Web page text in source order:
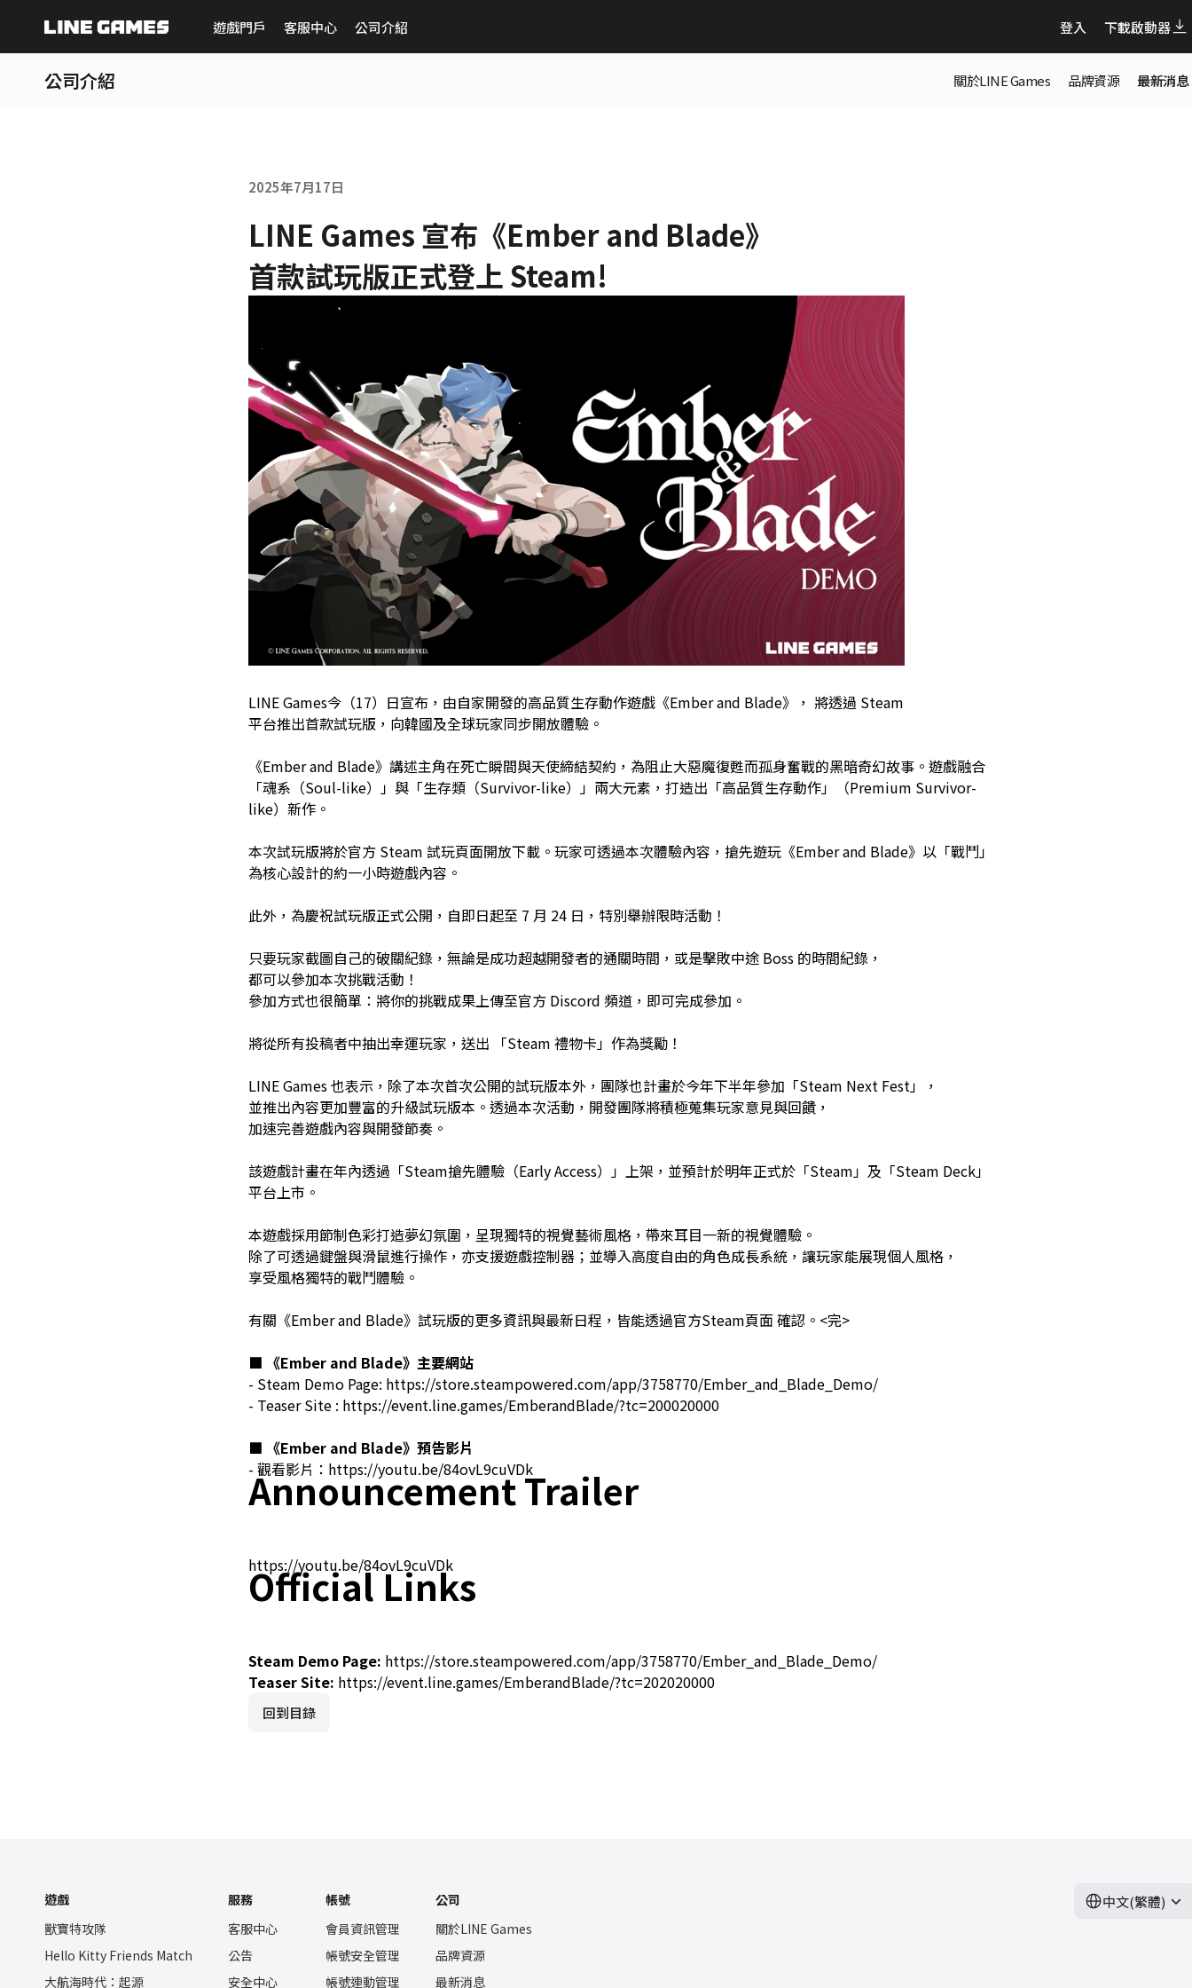
遊戲門戶 客服中心 公司介紹 登入 下載啟動器
公司介紹 關於LINE Games 品牌資源 最新消息
2025年7月17日
LINE Games 宣布《Ember and Blade》
首款試玩版正式登上 Steam!
LINE Games今（17）日宣布，由自家開發的高品質生存動作遊戲《Ember and Blade》， 將透過 Steam
平台推出首款試玩版，向韓國及全球玩家同步開放體驗。
《Ember and Blade》講述主角在死亡瞬間與天使締結契約，為阻止大惡魔復甦而孤身奮戰的黑暗奇幻故事。遊戲融合
「魂系（Soul-like）」與「生存類（Survivor-like）」兩大元素，打造出「高品質生存動作」（Premium Survivor-
like）新作。
本次試玩版將於官方 Steam 試玩頁面開放下載。玩家可透過本次體驗內容，搶先遊玩《Ember and Blade》以「戰鬥」
為核心設計的約一小時遊戲內容。
此外，為慶祝試玩版正式公開，自即日起至 7 月 24 日，特別舉辦限時活動！
只要玩家截圖自己的破關紀錄，無論是成功超越開發者的通關時間，或是擊敗中途 Boss 的時間紀錄，
都可以參加本次挑戰活動！
參加方式也很簡單：將你的挑戰成果上傳至官方 Discord 頻道，即可完成參加。
將從所有投稿者中抽出幸運玩家，送出 「Steam 禮物卡」作為獎勵！
LINE Games 也表示，除了本次首次公開的試玩版本外，團隊也計畫於今年下半年參加「Steam Next Fest」，
並推出內容更加豐富的升級試玩版本。透過本次活動，開發團隊將積極蒐集玩家意見與回饋，
加速完善遊戲內容與開發節奏。
該遊戲計畫在年內透過「Steam搶先體驗（Early Access）」上架，並預計於明年正式於「Steam」及「Steam Deck」
平台上市。
本遊戲採用節制色彩打造夢幻氛圍，呈現獨特的視覺藝術風格，帶來耳目一新的視覺體驗。
除了可透過鍵盤與滑鼠進行操作，亦支援遊戲控制器；並導入高度自由的角色成長系統，讓玩家能展現個人風格，
享受風格獨特的戰鬥體驗。
有關《Ember and Blade》試玩版的更多資訊與最新日程，皆能透過官方Steam頁面確認。<完>
■ 《Ember and Blade》 主要網站
- Steam Demo Page: https://store.steampowered.com/app/3758770/Ember_and_Blade_Demo/
- Teaser Site : https://event.line.games/EmberandBlade/?tc=200020000
■ 《Ember and Blade》 預告影片
- 觀看影片： https://youtu.be/84ovL9cuVDk
Announcement Trailer
https://youtu.be/84ovL9cuVDk
Official Links
Steam Demo Page: https://store.steampowered.com/app/3758770/Ember_and_Blade_Demo/
Teaser Site: https://event.line.games/EmberandBlade/?tc=202020000
回到目錄
遊戲
獸寶特攻隊
Hello Kitty Friends Match
大航海時代：起源
服務
客服中心
公告
安全中心
帳號
會員資訊管理
帳號安全管理
帳號連動管理
公司
關於LINE Games
品牌資源
最新消息
中文(繁體)